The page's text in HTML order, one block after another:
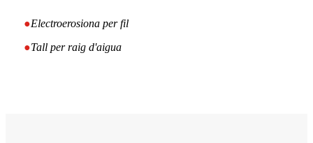
●Electroerosiona per fil
●Tall per raig d'aigua